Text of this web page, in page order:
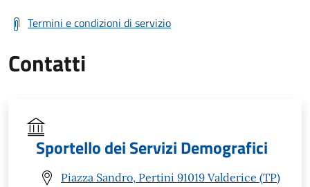
Termini e condizioni di servizio
Contatti
Sportello dei Servizi Demografici
Piazza Sandro, Pertini 91019 Valderice (TP)